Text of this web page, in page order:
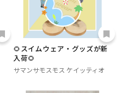
🌻スイムウェア・グッズが新
入荷🌻
サマンサモスモス ケイッティオ